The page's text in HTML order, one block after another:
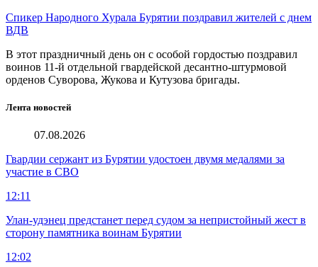
Спикер Народного Хурала Бурятии поздравил жителей с днем
ВДВ
В этот праздничный день он с особой гордостью поздравил
воинов 11-й отдельной гвардейской десантно-штурмовой
орденов Суворова, Жукова и Кутузова бригады.
Лента новостей
07.08.2026
Гвардии сержант из Бурятии удостоен двумя медалями за
участие в СВО
12:11
Улан-удэнец предстанет перед судом за непристойный жест в
сторону памятника воинам Бурятии
12:02